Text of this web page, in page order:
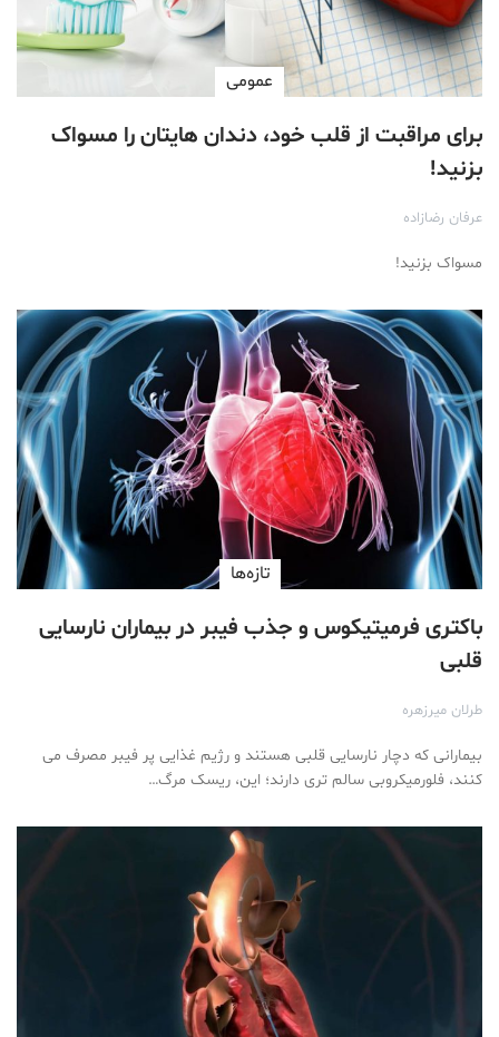
عمومی
برای مراقبت از قلب خود، دندان هایتان را مسواک
بزنید!
عرفان رضازاده
مسواک بزنید!
تازه‌ها
باکتری فرمیتیکوس و جذب فیبر در بیماران نارسایی
قلبی
طرلان ميرزهره
بیمارانی که دچار نارسایی قلبی هستند و رژیم غذایی پر فیبر مصرف می
کنند، فلورمیکروبی سالم تری دارند؛ این، ریسک مرگ…